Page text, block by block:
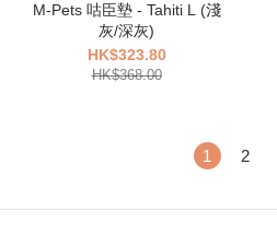
M-Pets 咕臣墊 - Tahiti L (淺
灰/深灰)
HK$323.80
HK$368.00
1 2